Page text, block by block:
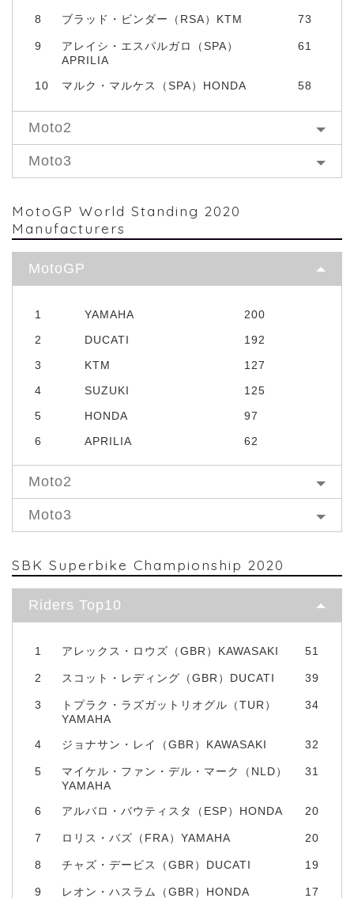
8 ブラッド・ビンダー（RSA）KTM 73
9
アレイシ・エスパルガロ（SPA）
APRILIA
61
10 マルク・マルケス（SPA）HONDA 58
Moto2
Moto3
MotoGP World Standing 2020
Manufacturers
MotoGP
1 YAMAHA
200
2
DUCATI
192
3
KTM
127
4
SUZUKI
125
5
HONDA
97
6
APRILIA 62
Moto2
Moto3
SBK Superbike Championship 2020
Riders Top10
1 アレックス・ロウズ（GBR）KAWASAKI 51
2 スコット・レディング（GBR）DUCATI 39
3
トプラク・ラズガットリオグル（TUR）
YAMAHA
34
4 ジョナサン・レイ（GBR）KAWASAKI 32
5
マイケル・ファン・デル・マーク（NLD）
YAMAHA
31
6 アルバロ・バウティスタ（ESP）HONDA 20
7 ロリス・バズ（FRA）YAMAHA 20
8 チャズ・デービス（GBR）DUCATI 19
9 レオン・ハスラム（GBR）HONDA 17